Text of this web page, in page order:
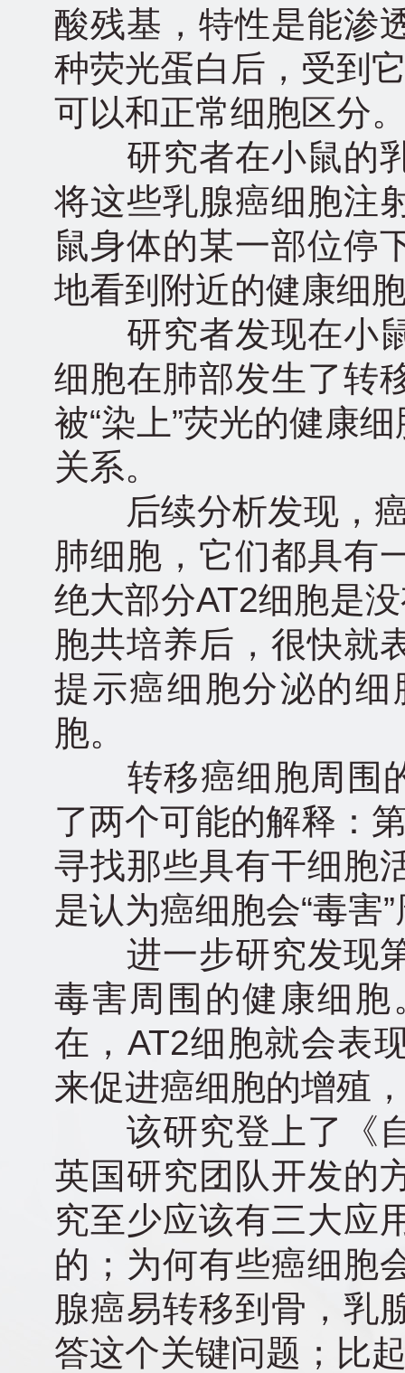
酸残基，特性是能渗
种荧光蛋白后，受到
可以和正常细胞区分
研究者在小鼠的乳
将这些乳腺癌细胞注
鼠身体的某一部位停
地看到附近的健康细
研究者发现在小鼠
细胞在肺部发生了转
被“染上”荧光的健康
关系。
后续分析发现，癌
肺细胞，它们都具有
绝大部分AT2细胞是
胞共培养后，很快就
提示癌细胞分泌的
胞。
转移癌细胞周围的
了两个可能的解释：
寻找那些具有干细胞
是认为癌细胞会“毒害
进一步研究发现第
毒害周围的健康细
在，AT2细胞就会表
来促进癌细胞的增殖
该研究登上了《自
英国研究团队开发的
究至少应该有三大应
的；为何有些癌细胞
腺癌易转移到骨，乳
答这个关键问题；比